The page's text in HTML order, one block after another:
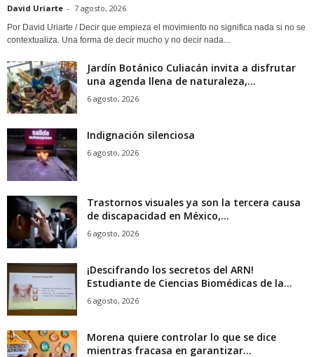
David Uriarte - 7 agosto, 2026
Por David Uriarte / Decir que empieza el movimiento no significa nada si no se
contextualiza. Una forma de decir mucho y no decir nada...
Jardín Botánico Culiacán invita a disfrutar
una agenda llena de naturaleza,...
6 agosto, 2026
Indignación silenciosa
6 agosto, 2026
Trastornos visuales ya son la tercera causa
de discapacidad en México,...
6 agosto, 2026
¡Descifrando los secretos del ARN!
Estudiante de Ciencias Biomédicas de la...
6 agosto, 2026
Morena quiere controlar lo que se dice
mientras fracasa en garantizar...